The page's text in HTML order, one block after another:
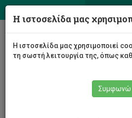
Κέντρο Γλωσσών
Περιγραφές Μαθημάτων
Η ιστοσελίδα μας
Η ιστοσελίδα μας χρησιμοποιεί
τη σωστή λειτουργία της, όπως
Συμφωνώ